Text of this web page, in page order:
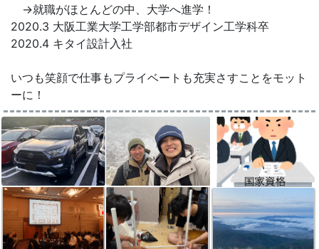
→就職がほとんどの中、大学へ進学！
2020.3 大阪工業大学工学部都市デザイン工学科卒
2020.4 キタイ設計入社
いつも笑顔で仕事もプライベートも充実さすことをモット
ーに！